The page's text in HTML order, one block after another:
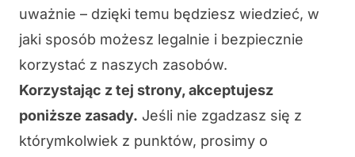
uważnie – dzięki temu będziesz wiedzieć, w
jaki sposób możesz legalnie i bezpiecznie
korzystać z naszych zasobów.
Korzystając z tej strony, akceptujesz
poniższe zasady. Jeśli nie zgadzasz się z
którymkolwiek z punktów, prosimy o